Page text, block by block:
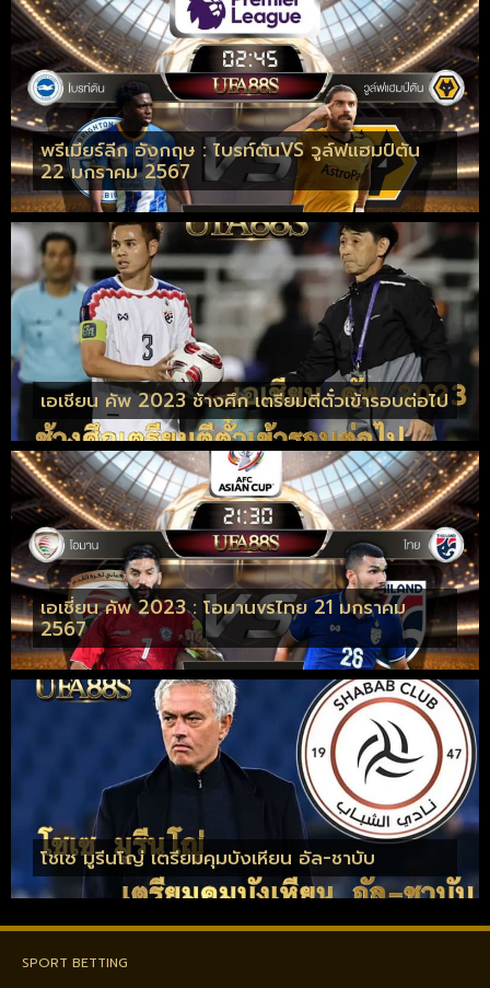
พรีเมียร์ลีก อังกฤษ : ไบรท์ตันVS วูล์ฟแฮมป์ตัน
22 มกราคม 2567
เอเชียน คัพ 2023 ช้างศึก เตรียมตีตั๋วเข้ารอบต่อไป
เอเชี่ยน คัพ 2023 : โอมานvsไทย 21 มกราคม
2567
โชเซ มูรีนโญ่ เตรียมคุมบังเหียน อัล-ชาบับ
SPORT BETTING